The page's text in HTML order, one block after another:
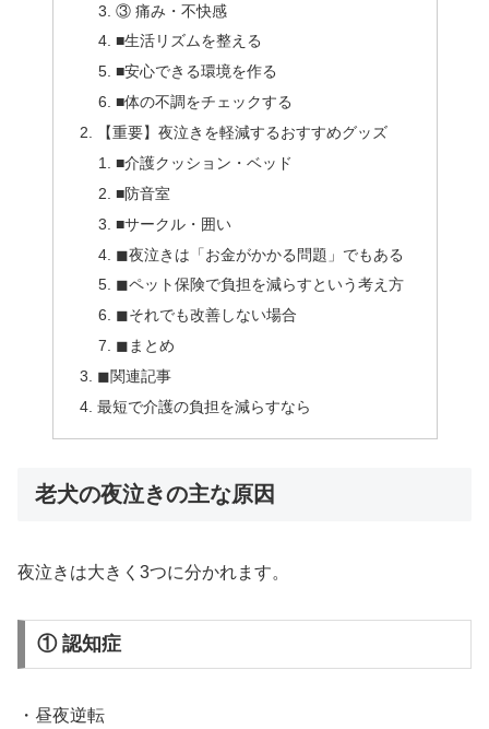
③ 痛み・不快感
■生活リズムを整える
■安心できる環境を作る
■体の不調をチェックする
【重要】夜泣きを軽減するおすすめグッズ
■介護クッション・ベッド
■防音室
■サークル・囲い
◼︎夜泣きは「お金がかかる問題」でもある
◼︎ペット保険で負担を減らすという考え方
◼︎それでも改善しない場合
◼︎まとめ
◼︎関連記事
最短で介護の負担を減らすなら
老犬の夜泣きの主な原因
夜泣きは大きく3つに分かれます。
① 認知症
・昼夜逆転